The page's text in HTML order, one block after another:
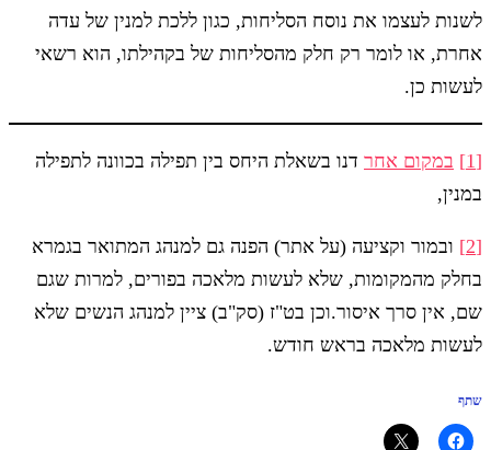
לשנות לעצמו את נוסח הסליחות, כגון ללכת למנין של עדה
אחרת, או לומר רק חלק מהסליחות של בקהילתו, הוא רשאי
לעשות כן.
[1] במקום אחר דנו בשאלת היחס בין תפילה בכוונה לתפילה
במנין,
[2]
ובמור וקציעה (על אתר) הפנה גם למנהג המתואר בגמרא
בחלק מהמקומות, שלא לעשות מלאכה בפורים, למרות שגם
שם, אין סרך איסור.וכן בט"ז (סק"ב) ציין למנהג הנשים שלא
לעשות מלאכה בראש חודש.
שתף